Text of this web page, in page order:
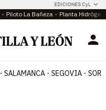
EDICIONES CyL
Piloto La Bañeza Planta
SALAMANCA SEGOVIA